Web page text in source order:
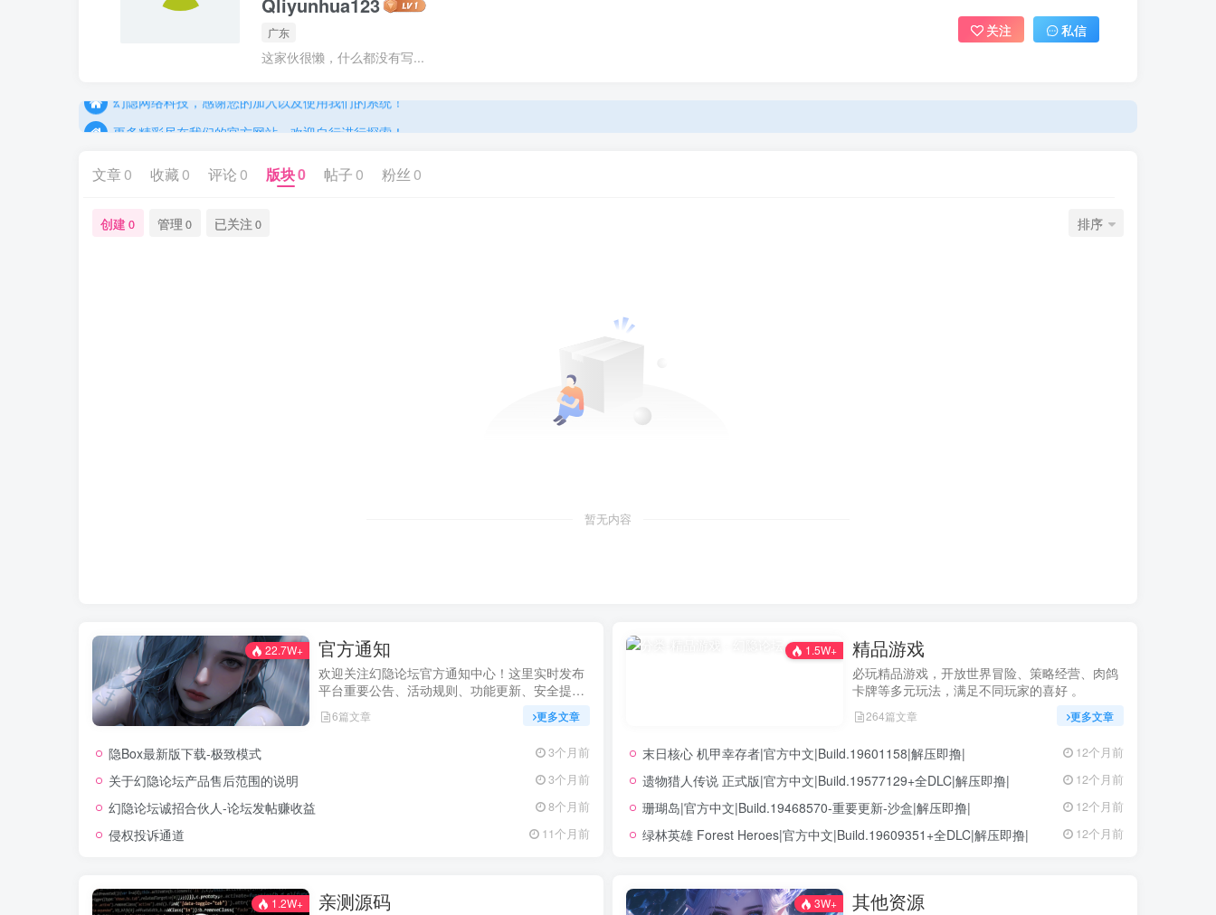
广东
这家伙很懒，什么都没有写...
关注
私信
更多精彩尽在我们的官方网站，欢迎自行进行探索！
文章0 收藏 0 评论 0 版块0 帖子 0 粉丝 0
创建 0 管理 0 已关注 0 排序
暂无内容
22.7W+ 官方通知
欢迎关注幻隐论坛官方通知中心！这里实时发布
平台重要公告、活动规则、功能更新、安全提醒
及用户权益说明，确保每位用户第一时间掌握最
新动态。我们坚持公开透明，通过权威通知保障
的使用体验！立即查看，不错过关键信息！
6篇文章 更多文章
隐Box最新版下载-极致模式 3个月前
关于幻隐论坛产品售后范围的说明 3个月前
幻隐论坛诚招合伙人-论坛发帖赚收益 8个月前
侵权投诉通道 11个月前
1.5W+ 精品游戏
必玩精品游戏，开放世界冒险、策略经营、肉鸽
卡牌等多元玩法，满足不同玩家的喜好 。
264篇文章 更多文章
末日核心 机甲幸存者|官方中文|Build.19601158|解压即撸| 12个月前
遗物猎人传说 正式版|官方中文|Build.19577129+全DLC|解压即撸| 12个月前
珊瑚岛|官方中文|Build.19468570-重要更新-沙盒|解压即撸| 12个月前
绿林英雄 Forest Heroes|官方中文|Build.19609351+全DLC|解压即撸| 12个月前
1.2W+ 亲测源码 3W+ 其他资源